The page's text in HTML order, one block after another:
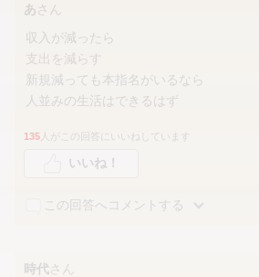
あさん
収入が減ったら
支出を減らす
新規減っても本指名がいるなら
人並みの生活はできるはず
135 人がこの回答にいいねしています
いいね！
この回答へコメントする
時代さん